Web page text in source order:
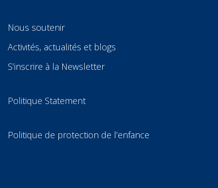
Nous soutenir
Activités, actualités et blogs
S’inscrire à la Newsletter
Politique Statement
Politique de protection de l’enfance